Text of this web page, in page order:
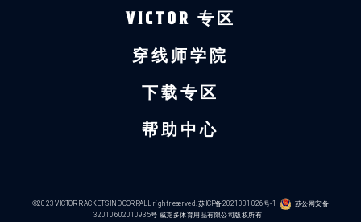
VICTOR 专区
穿线师学院
下载专区
帮助中心
©2023 VICTOR RACKETS IND CORP.ALL right reserved.苏ICP备2021031026号-1 苏公网安备
32010602010935号 威克多体育用品有限公司版权所有